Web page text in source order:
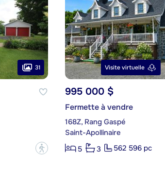
31
?
Visite virtuelle
995 000 $
Fermette à vendre
168Z, Rang Gaspé
Saint-Apollinaire
5
3 562 596 pc